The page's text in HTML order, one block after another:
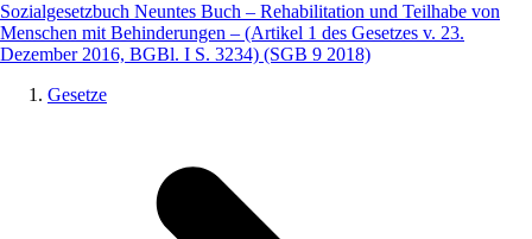
Sozialgesetzbuch Neuntes Buch – Rehabilitation und Teilhabe von
Menschen mit Behinderungen – (Artikel 1 des Gesetzes v. 23.
Dezember 2016, BGBl. I S. 3234) (SGB 9 2018)
Gesetze